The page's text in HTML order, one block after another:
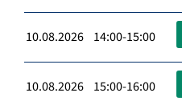
10.08.2026 14:00-15:00
10.08.2026 15:00-16:00